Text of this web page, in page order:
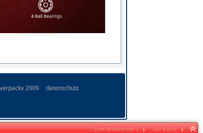
verpackv 2009
datenschutz
Zum Warenkorb » Zur Kasse